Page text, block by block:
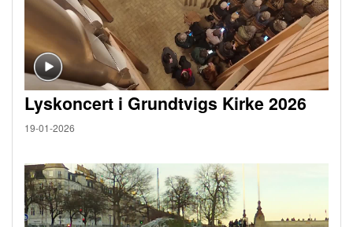
Lyskoncert i Grundtvigs Kirke 2026
19-01-2026